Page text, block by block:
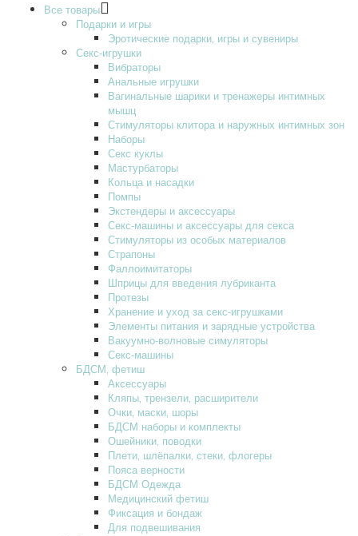
Все товары
Подарки и игры
Эротические подарки‚ игры и сувениры
Секс-игрушки
Вибраторы
Анальные игрушки
Вагинальные шарики и тренажеры интимных
мышц
Стимуляторы клитора и наружных интимных зон
Наборы
Секс куклы
Мастурбаторы
Кольца и насадки
Помпы
Экстендеры и аксессуары
Секс-машины и аксессуары для секса
Стимуляторы из особых материалов
Страпоны
Фаллоимитаторы
Шприцы для введения лубриканта
Протезы
Хранение и уход за секс-игрушками
Элементы питания и зарядные устройства
Вакуумно-волновые симуляторы
Секс-машины
БДСМ‚ фетиш
Аксессуары
Кляпы‚ трензели‚ расширители
Очки‚ маски‚ шоры
БДСМ наборы и комплекты
Ошейники‚ поводки
Плети‚ шлёпалки‚ стеки‚ флогеры
Пояса верности
БДСМ Одежда
Медицинский фетиш
Фиксация и бондаж
Для подвешивания